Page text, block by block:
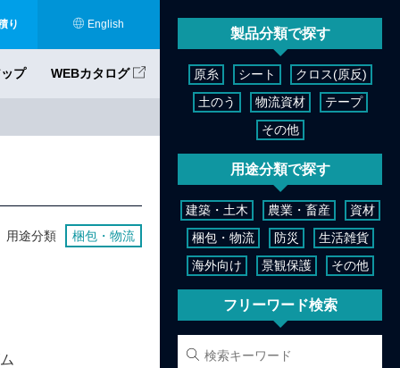
り English
プ WEBカタログ
用途分類 梱包・物流
ム
製品分類で探す
原糸 シート
クロス(原反)
土のう
物流資材
テープ
その他
用途分類で探す
建築・土木 農業・畜産
資材
梱包・物流
防災
生活雑貨
海外向け
景観保護 その他
フリーワード検索